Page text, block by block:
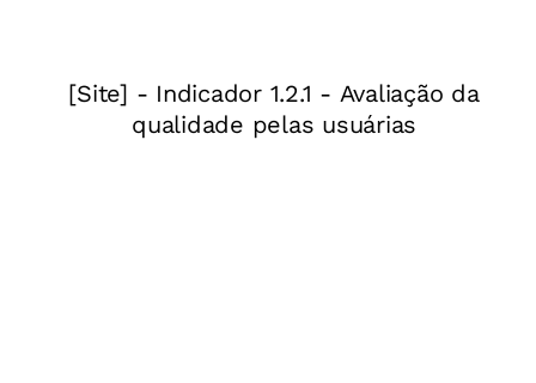
Educação em 2020. Isso porque o Fundeb está
com dias contados:a Emendaà Constituição nº